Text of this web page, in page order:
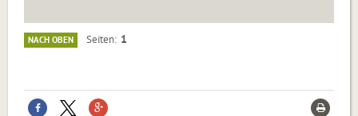
NACH OBEN Seiten 1